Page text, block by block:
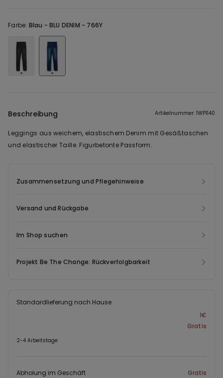
Farbe: Blau -BLU DENIM - 766Y
Beschreibung Artikelnummer: 1WP1140
Leggings aus weichem, elastischem Denim mit Gesäßtaschen
und elastischer Taille. Figurbetonte Passform.
Zusammensetzung und Pflegehinweise
Versand und Rückgabe
Im Shop suchen
Projekt Be The Change: Rückverfolgbarkeit
Standardlieferung nach Hause
1€
Gratis
2-4 Arbeitstage
Abholung im Geschäft Gratis